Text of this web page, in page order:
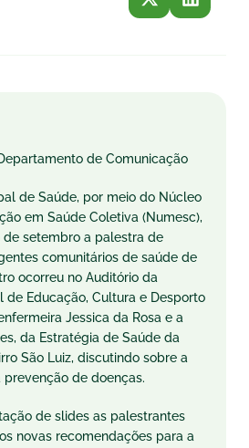
de Comunicação
de Saúde, por meio do Núcleo
em Saúde Coletiva (Numesc),
de setembro a palestra de
comunitários de saúde de
ocorreu no Auditório da
de Educação, Cultura e Desporto
Jessica da Rosa e a
da Estratégia de Saúde da
São Luiz, discutindo sobre a
de doenças.
de slides as palestrantes
novas recomendações para a